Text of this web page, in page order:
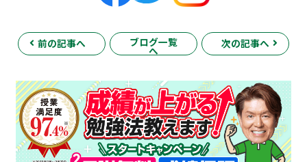
前の記事へ ブログ一覧
へ
次の記事へ